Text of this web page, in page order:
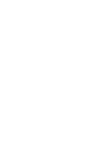
ธุรกิจของคุณราบรื่